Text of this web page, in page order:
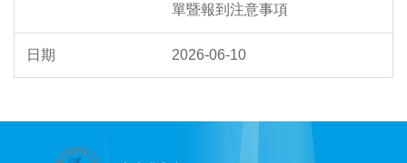
單暨報到注意事項
2026-06-10